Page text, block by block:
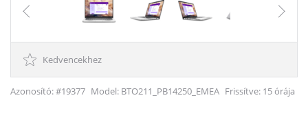
Kedvencekhez
Azonosító: #19377 Model: BTO211_PB14250_EMEA Frissítve: 15 órája